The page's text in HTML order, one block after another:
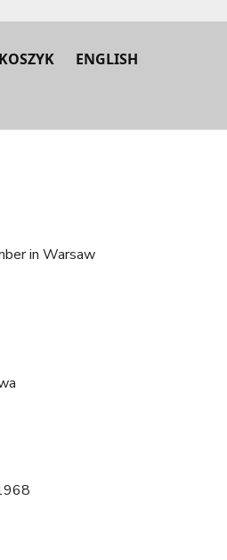
KOSZYK ENGLISH
in Warsaw